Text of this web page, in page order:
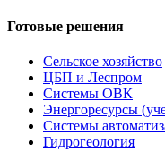
Готовые решения
Сельское хозяйство
ЦБП и Леспром
Системы ОВК
Энергоресурсы
Системы
Гидрогеология